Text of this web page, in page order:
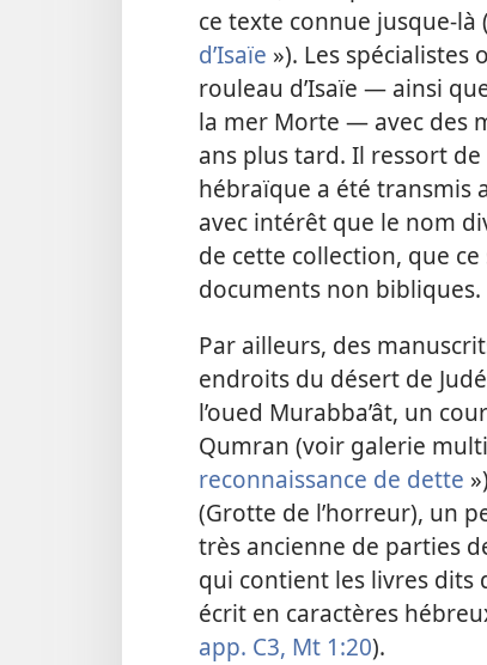
ce texte connue jusque-​
d’Isaïe »). Les
rouleau d’Isaïe — ainsi
la mer Morte — avec des
ans plus tard. Il ressort
hébraïque a été transmis
avec intérêt que le nom
de cette collection, que
documents non bibliques.
Par ailleurs, des
endroits du désert de
l’oued Murabba’ât, un
Qumran (voir galerie
reconnaissance de dette
(Grotte de l’horreur), un
très ancienne de parties
qui contient les livres dits
écrit en caractères
app. C3, Mt 1:20).